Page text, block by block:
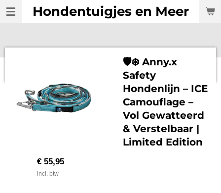
Ga
direct
Hondentuigjes en Meer
🛡️❄️ Anny.x
Safety
Hondenlijn – ICE
Camouflage –
Vol Gewatteerd
& Verstelbaar |
Limited Edition
€ 55,95
incl. btw